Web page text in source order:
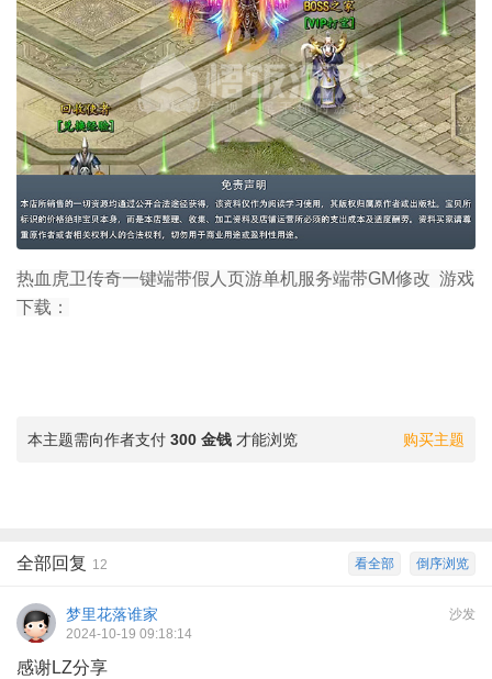
热血虎卫传奇一键端带假人页游单机服务端带GM修改 游戏
下载：
购买主题
本主题需向作者支付 300 金钱 才能浏览
倒序浏览
看全部
全部回复 12
沙发
梦里花落谁家
2024-10-19 09:18:14
感谢LZ分享